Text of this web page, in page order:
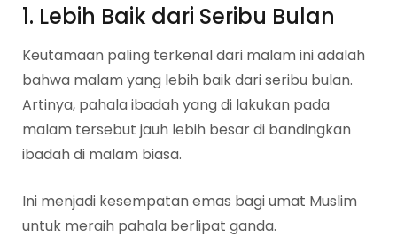
1. Lebih Baik dari Seribu Bulan
Keutamaan paling terkenal dari malam ini adalah
bahwa malam yang lebih baik dari seribu bulan.
Artinya, pahala ibadah yang di lakukan pada
malam tersebut jauh lebih besar di bandingkan
ibadah di malam biasa.
Ini menjadi kesempatan emas bagi umat Muslim
untuk meraih pahala berlipat ganda.